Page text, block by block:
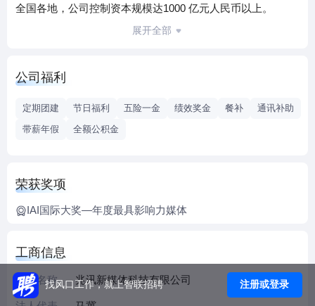
全国各地，公司控制资本规模达1000 亿元人民币以上。
自2007年成立，兆讯传媒紧跟中国铁路建设的步伐，不断探
品牌传播媒体阵地，为企业目标消费者提供更直接的场景传
已横跨全国28个省市自治区，运营全国铁路客运站近400个站
角、珠三角、环渤海、东南沿海等多个经济区域，近200个重
点高铁站点的站内数字媒体运营权，已形成以高铁车站为核
台。
兆讯传媒秉承发展和探索的思维，紧跟时代步伐，拥抱内容
与互联网+的整合营销思维，开启了互动情景营销，以全国火
车站媒体资源为依托，围绕出行受众的情感诉求，及offline to
展开全部
公司福利
定期团建 节日福利 五险一金 绩效奖金 餐补
通讯补助
带薪年假
全额公积金
荣获奖项
IAI国际大奖—年度最具影响力媒体
工商信息
企业名称 兆讯新媒体科技有限公司
找风口工作，就上智联招聘 注册或登录